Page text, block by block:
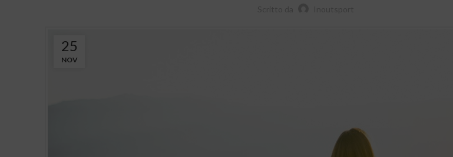
25
NOV